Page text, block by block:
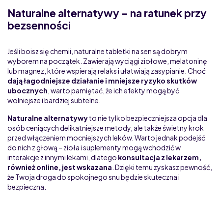
Naturalne alternatywy – na ratunek przy
bezsenności
Jeśli boisz się chemii, naturalne tabletki na sen są dobrym
wyborem na początek. Zawierają wyciągi ziołowe, melatoninę
lub magnez, które wspierają relaks i ułatwiają zasypianie. Choć
dają łagodniejsze działanie i mniejsze ryzyko skutków
ubocznych , warto pamiętać, że ich efekty mogą być
wolniejsze i bardziej subtelne.
Naturalne alternatywyto nie tylko bezpieczniejsza opcja dla
osób ceniących delikatniejsze metody, ale także świetny krok
przed włączeniem mocniejszych leków. Warto jednak podejść
do nich z głową – zioła i suplementy mogą wchodzić w
interakcje z innymi lekami, dlatego konsultacja z lekarzem,
również online, jest wskazana . Dzięki temu zyskasz pewność,
że Twoja droga do spokojnego snu będzie skuteczna i
bezpieczna.